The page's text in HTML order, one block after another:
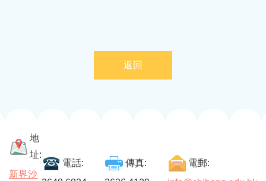
返回
地
址:
新界沙
電話:
傳真:
電郵: